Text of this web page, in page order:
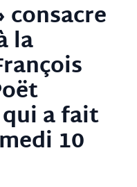
consacre
la
a fait
10